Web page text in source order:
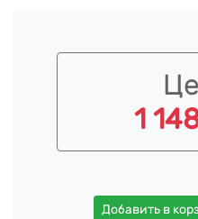
1
Добавить в